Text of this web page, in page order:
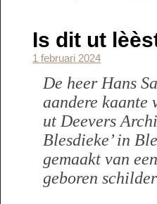
Is dit ut
1 februari 2024
De heer Hans
aandere kaante
ut Deevers
Blesdieke’ in
gemaakt van
geboren